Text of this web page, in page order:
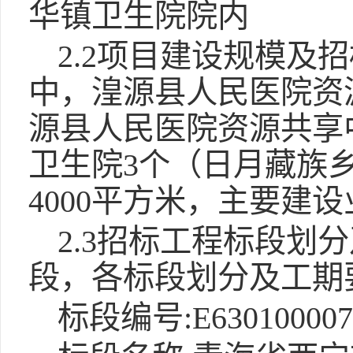
华镇卫生院院内
2.2项目建设规模及
中，湟源县人民医院
源县人民医院资源共
卫生院3个（日月藏族
4000平方米，主要建
2.3招标工程标段划
段，各标段划分及工
标段编号